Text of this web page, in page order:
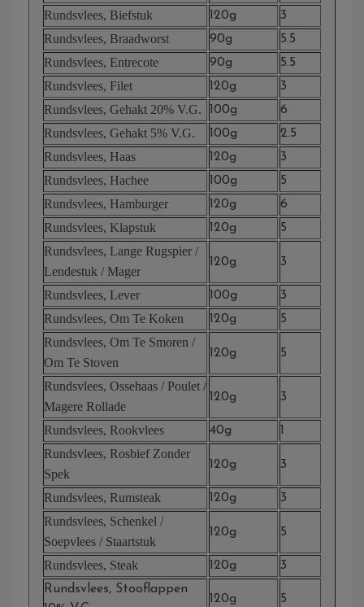
Rundsvlees, Biefstuk 120g 3
Rundsvlees, Braadworst 90g 5.5
Rundsvlees, Entrecote 90g 5.5
Rundsvlees, Filet 120g 3
Rundsvlees, Gehakt 20% V.g. 100g 6
Rundsvlees, Gehakt 5% V.g. 100g 2.5
Rundsvlees, Haas 120g 3
Rundsvlees, Hachee 100g 5
Rundsvlees, Hamburger 120g 6
Rundsvlees, Klapstuk 120g 5
Rundsvlees, Lange Rugspier /
Lendestuk / Mager
120g 3
Rundsvlees, Lever 100g 3
Rundsvlees, Om Te Koken 120g 5
Rundsvlees, Om Te Smoren /
Om Te Stoven
120g 5
Rundsvlees, Ossehaas / Poulet /
Magere Rollade
120g 3
Rundsvlees, Rookvlees 40g 1
Rundsvlees, Rosbief Zonder
Spek
120g 3
Rundsvlees, Rumsteak 120g 3
Rundsvlees, Schenkel /
Soepvlees / Staartstuk
120g 5
Rundsvlees, Steak 120g
3
Rundsvlees, Stooflappen
120g 5